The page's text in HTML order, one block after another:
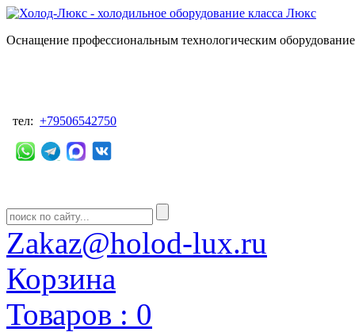
Оснащение профессиональным технологическим
тел: +79506542750
Zakaz@holod-lux.ru
Корзина
Товаров : 0